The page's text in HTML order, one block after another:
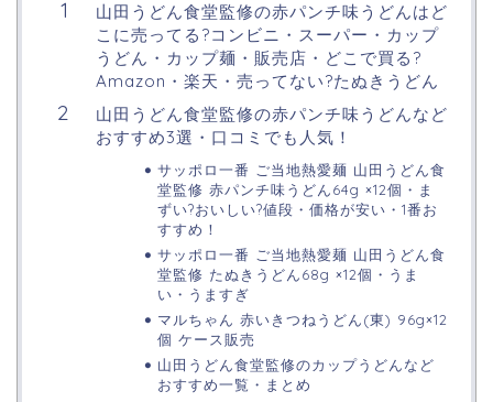
山田うどん食堂監修の赤パンチ味うどんはど
こに売ってる?コンビニ・スーパー・カップ
うどん・カップ麺・販売店・どこで買る?
Amazon・楽天・売ってない?たぬきうどん
山田うどん食堂監修の赤パンチ味うどんなど
おすすめ3選・口コミでも人気！
サッポロ一番 ご当地熱愛麺 山田うどん食
堂監修 赤パンチ味うどん64g ×12個・ま
ずい?おいしい?値段・価格が安い・1番お
すすめ！
サッポロ一番 ご当地熱愛麺 山田うどん食
堂監修 たぬきうどん68g ×12個・うま
い・うますぎ
マルちゃん 赤いきつねうどん(東) 96g×12
個 ケース販売
山田うどん食堂監修のカップうどんなど
おすすめ一覧・まとめ